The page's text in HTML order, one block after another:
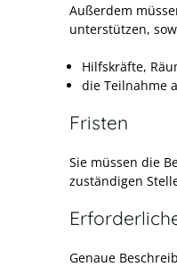
Außerdem
unterstützen,
Hilfskräfte,
die Teilnahme
Fristen
Sie müssen die
zuständigen
Genaue